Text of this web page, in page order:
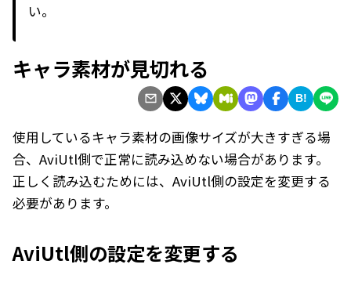
い。
キャラ素材が見切れる
B!
使用しているキャラ素材の画像サイズが大きすぎる場
合、AviUtl側で正常に読み込めない場合があります。
正しく読み込むためには、AviUtl側の設定を変更する
必要があります。
AviUtl側の設定を変更する